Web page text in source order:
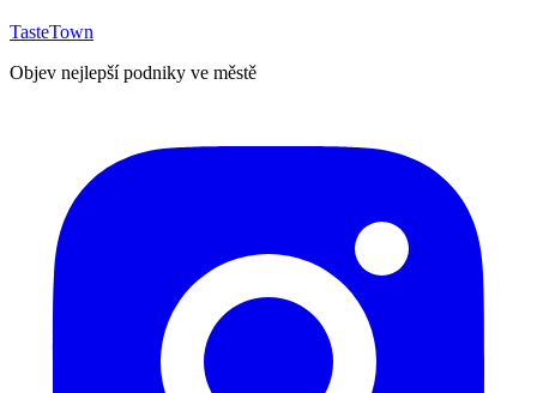
TasteTown
Objev nejlepší podniky ve městě